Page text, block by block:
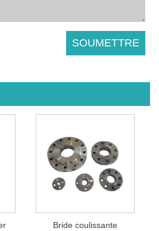
Bride coulissante